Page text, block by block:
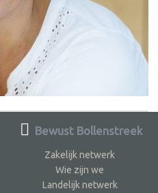
Bewust Bollenstreek
Zakelijk netwerk
Wie zijn we
Landelijk netwerk